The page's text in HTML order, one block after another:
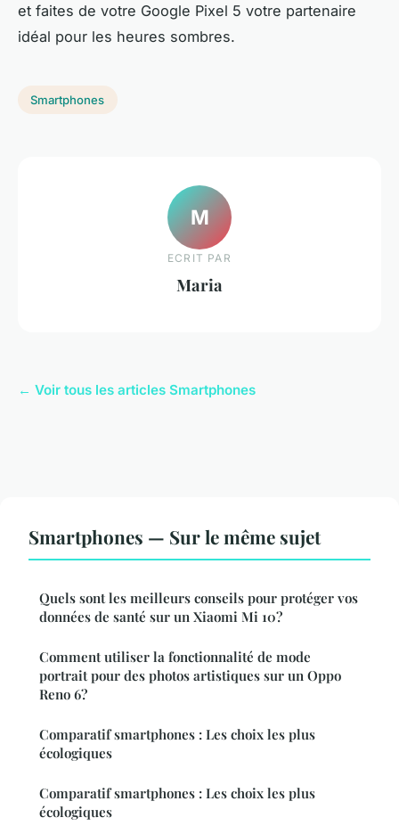
et faites de votre Google Pixel 5 votre partenaire
idéal pour les heures sombres.
Smartphones
M
ECRIT PAR
Maria
← Voir tous les articles Smartphones
Smartphones — Sur le même sujet
Quels sont les meilleurs conseils pour protéger vos
données de santé sur un Xiaomi Mi 10?
Comment utiliser la fonctionnalité de mode
portrait pour des photos artistiques sur un Oppo
Reno 6?
Comparatif smartphones : Les choix les plus
écologiques
Comparatif smartphones : Les choix les plus
écologiques